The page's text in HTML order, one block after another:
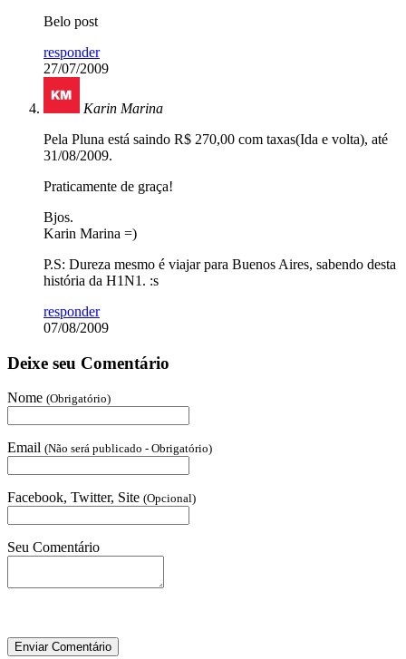
Belo post
responder
27/07/2009
Karin Marina
Pela Pluna está saindo R$ 270,00 com taxas(Ida e volta), até
31/08/2009.
Praticamente de graça!
Bjos.
Karin Marina =)
P.S: Dureza mesmo é viajar para Buenos Aires, sabendo desta
história da H1N1. :s
responder
07/08/2009
Deixe seu Comentário
Nome (Obrigatório)
Email (Não será publicado - Obrigatório)
Facebook, Twitter, Site (Opcional)
Seu Comentário